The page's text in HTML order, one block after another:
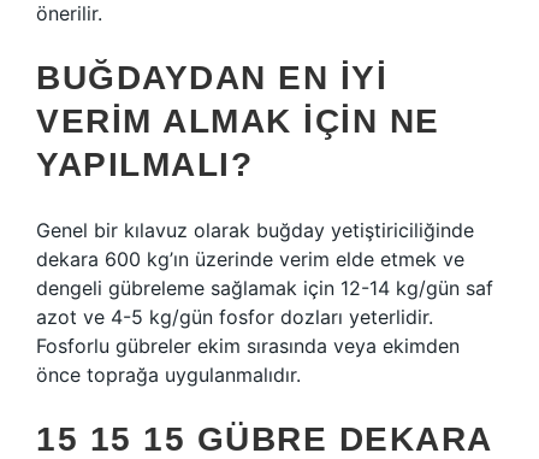
önerilir.
BUĞDAYDAN EN IYI
VERIM ALMAK IÇIN NE
YAPILMALI?
Genel bir kılavuz olarak buğday yetiştiriciliğinde
dekara 600 kg’ın üzerinde verim elde etmek ve
dengeli gübreleme sağlamak için 12-14 kg/gün saf
azot ve 4-5 kg/gün fosfor dozları yeterlidir.
Fosforlu gübreler ekim sırasında veya ekimden
önce toprağa uygulanmalıdır.
15 15 15 GÜBRE DEKARA